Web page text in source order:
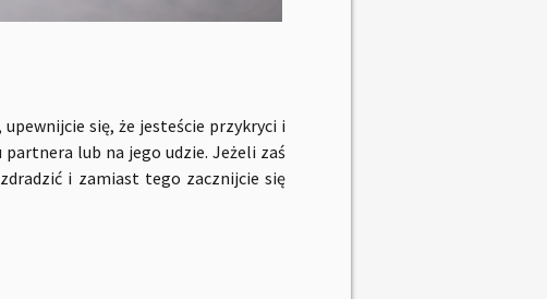
się, że jesteście przykryci i
lub na jego udzie. Jeżeli zaś
i zamiast tego zacznijcie się